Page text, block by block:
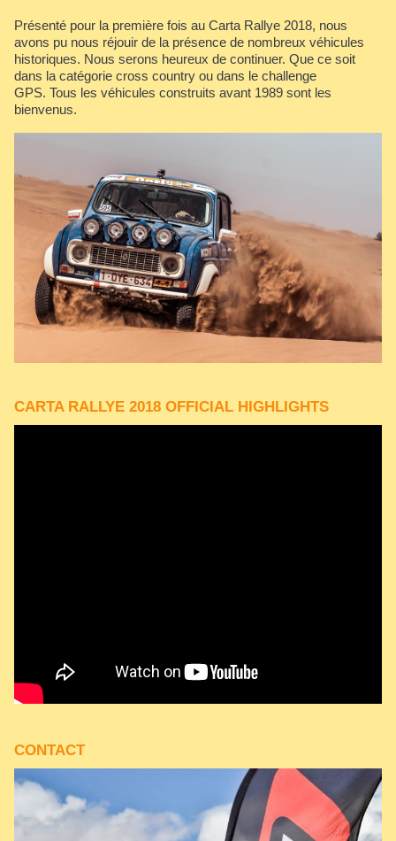
Présenté pour la première fois au Carta Rallye 2018, nous
avons pu nous réjouir de la présence de nombreux véhicules
historiques. Nous serons heureux de continuer. Que ce soit
dans la catégorie cross country ou dans le challenge
GPS. Tous les véhicules construits avant 1989 sont les
bienvenus.
CARTA RALLYE 2018 OFFICIAL HIGHLIGHTS
CONTACT